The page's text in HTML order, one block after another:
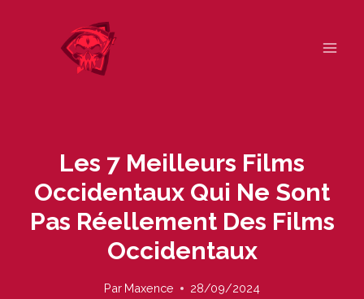
Les 7 Meilleurs Films
Occidentaux Qui Ne Sont
Pas Réellement Des Films
Occidentaux
Par Maxence 28/09/2024